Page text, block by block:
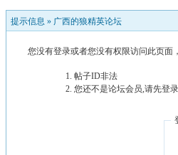
提示信息 » 广西的狼精英论坛
您没有登录或者您没有权限访问此页面
帖子ID非法
您还不是论坛会员,请先登